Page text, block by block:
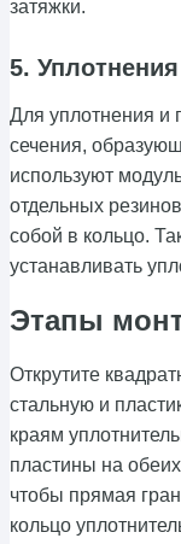
затяжки.
5.
Для уплотнения и
сечения,
используют
отдельных
собой в кольцо.
устанавливать
Этапы
Открутите
стальную и
краям
пластины на
чтобы прямая
кольцо